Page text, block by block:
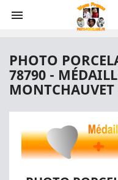

PHOTO
78790 -
MONTCHAUVET